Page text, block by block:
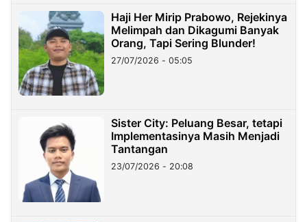
Haji Her Mirip Prabowo, Rejekinya
Melimpah dan Dikagumi Banyak
Orang, Tapi Sering Blunder!
27/07/2026 - 05:05
Sister City: Peluang Besar, tetapi
Implementasinya Masih Menjadi
Tantangan
23/07/2026 - 20:08